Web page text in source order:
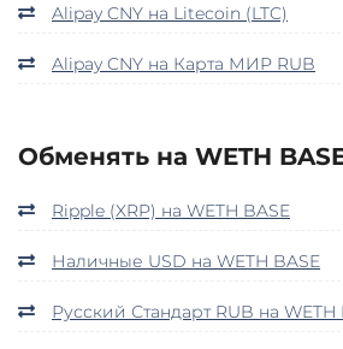
Alipay CNY на Litecoin (LTC)
Alipay CNY на Карта МИР RUB
Обменять на WETH
Ripple (XRP) на WETH BASE
Наличные USD на WETH BASE
Русский Стандарт RUB на WETH